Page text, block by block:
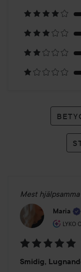
26
Mest
Maria
LYKO
5
Smidig,